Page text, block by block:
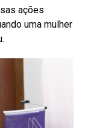
ações
uma mulher